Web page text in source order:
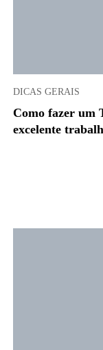
DICAS GERAIS
Como fazer um
excelente